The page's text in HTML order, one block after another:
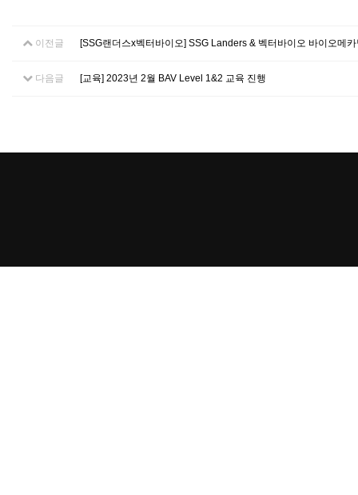
이전글 [SSG랜더스x벡터바이오] SSG Landers & 벡터바이오 바이오메
다음글 [교육] 2023년 2월 BAV Level 1&2 교육 진행